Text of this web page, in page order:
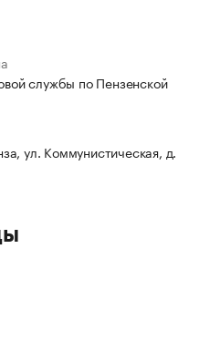
службы по Пензенской
ул. Коммунистическая, д.